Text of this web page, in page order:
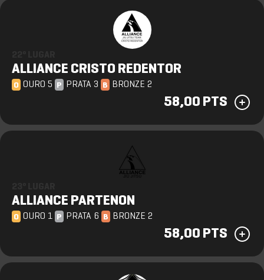
ALLIANCE CRISTO REDENTOR
O OURO 5 P PRATA 3 B BRONZE 2
58,00 PTS
ALLIANCE PARTENON
O OURO 1 P PRATA 6 B BRONZE 2
58,00 PTS